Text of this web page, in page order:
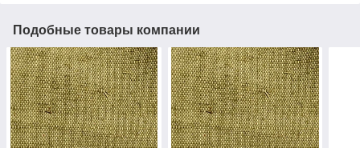
Подобные товары компании